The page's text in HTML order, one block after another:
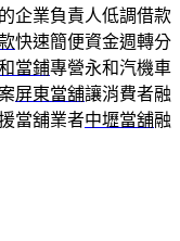
企業負責人低調借款
快速簡便資金週轉分
當鋪專營永和汽機車
屏東當舖‎讓消費者融
當舖業者中壢當舖融